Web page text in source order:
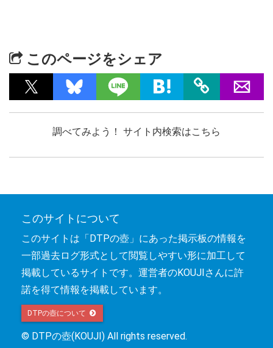
このページをシェア
調べてみよう！ サイト内検索はこちら
このサイトについて
このサイトは「DTPの壺」にあった掲示板の情報を
一部過去ログ形式として閲覧しやすい形に加工して
掲載しているサイトです。運営者のKOUJIさんに許
諾を得て情報を掲載しています。
DTPの壺について
© DTPの壺(KOUJI) All rights reserved.